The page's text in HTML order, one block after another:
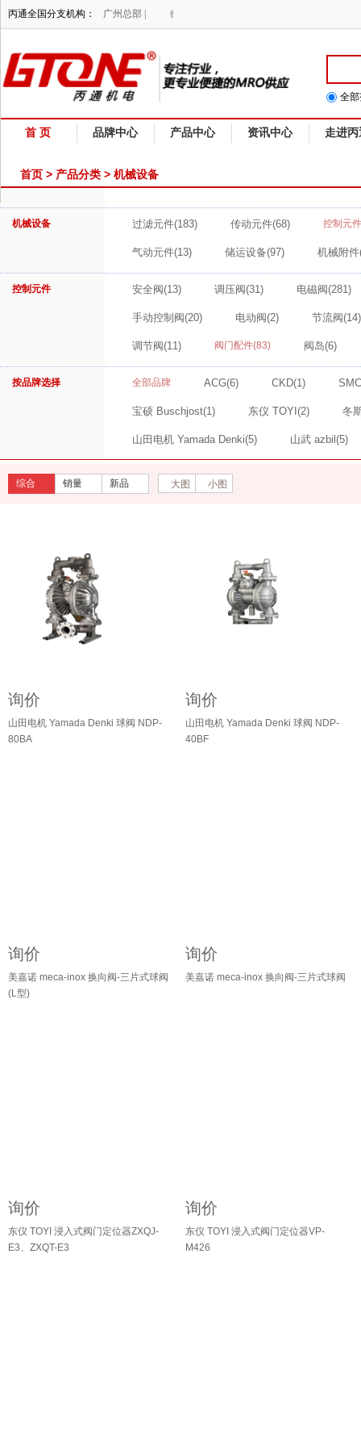
丙通全国分支机构： 广州总部 |
专注行业，提供更专业便捷的MRO供应！
全
首 页 品牌中心 产品中心 资讯中心 走进丙
首页 > 产品分类 > 机械设备
机械设备 过滤元件(183) 传动元件(68) 控制元件
气动元件(13) 储运设备(97) 机械附件
控制元件 安全阀(13) 调压阀(31) 电磁阀(281)
手动控制阀(20) 电动阀(2) 节流阀(14)
调节阀(11) 阀门配件(83) 阀岛(6)
按品牌选择 全部品牌 ACG(6) CKD(1) SMC
宝硕 Buschjost(1) 东仪 TOYI (2) 冬
山田电机 Yamada Denki(5) 山武 azbil (5)
综合 销量 新品 大图 小图
询价
山田电机 Yamada Denki 球阀 NDP-
80BA
询价
山田电机 Yamada Denki 球阀 NDP-
40BF
询价
美嘉诺 meca-inox 换向阀-三片式球阀
(L型)
询价
美嘉诺 meca-inox 换向阀-三片式球阀
询价
东仪 TOYI 浸入式阀门定位器ZXQJ-
E3、ZXQT-E3
询价
东仪 TOYI 浸入式阀门定位器VP-
M426